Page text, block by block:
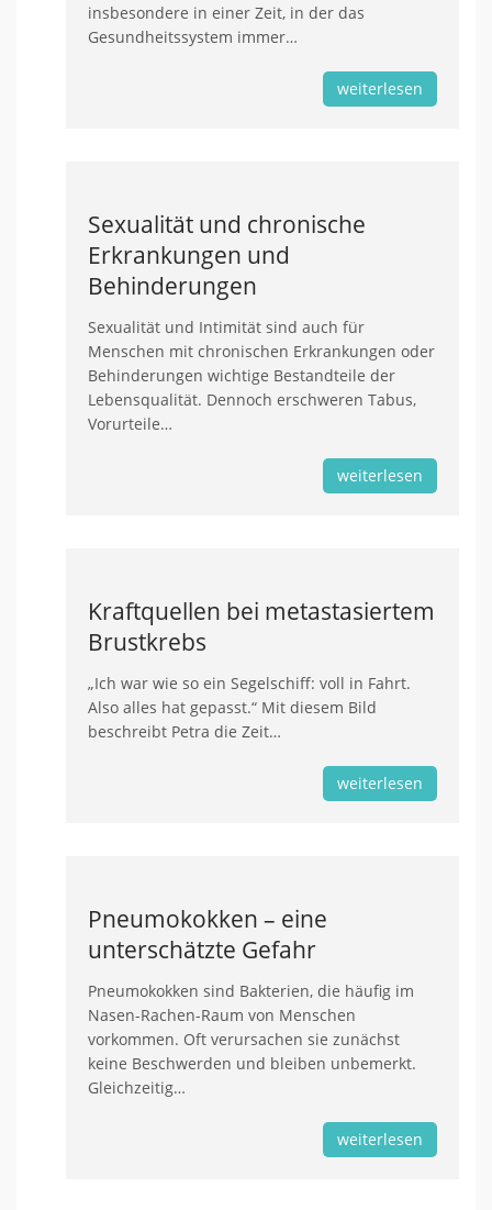
insbesondere in einer Zeit, in der das
Gesundheitssystem immer…
weiterlesen
Sexualität und chronische
Erkrankungen und
Behinderungen
Sexualität und Intimität sind auch für
Menschen mit chronischen Erkrankungen oder
Behinderungen wichtige Bestandteile der
Lebensqualität. Dennoch erschweren Tabus,
Vorurteile…
weiterlesen
Kraftquellen bei metastasiertem
Brustkrebs
„Ich war wie so ein Segelschiff: voll in Fahrt.
Also alles hat gepasst.“ Mit diesem Bild
beschreibt Petra die Zeit…
weiterlesen
Pneumokokken – eine
unterschätzte Gefahr
Pneumokokken sind Bakterien, die häufig im
Nasen-Rachen-Raum von Menschen
vorkommen. Oft verursachen sie zunächst
keine Beschwerden und bleiben unbemerkt.
Gleichzeitig…
weiterlesen